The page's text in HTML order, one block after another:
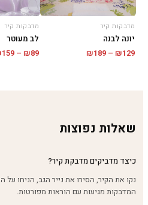
מדבקות קיר
יונה לבנה
₪129
–
₪189
מדבקות קיר
לב מעוטר
₪89
–
159
שאלות נפוצות
כיצד מדביקים מדבקת קיר?
נקו את הקיר, הסירו את נייר הגב, הניחו
המדבקות מגיעות עם הוראות מפורטות.